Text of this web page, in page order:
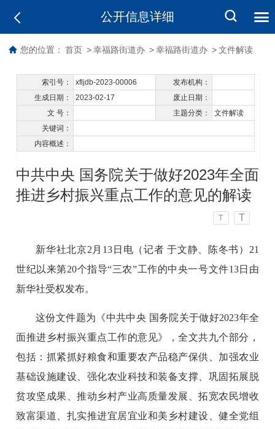
公开信息详细
您的位置： 首页 > 幸福路街道办 > 幸福路街道办 > 文件解读
索引号： xfljdb-2023-00006
发布机构：
生成日期：
2023-02-17
废止日期：
文 号：
主题分类：
文件解读
关键词：
内容概述：
中共中央 国务院关于做好2023年全面
推进乡村振兴重点工作的意见的解读
T T
新华社北京2月13日电（记者 于文静、陈冬书）21
世纪以来第20个指导“三农”工作的中央一号文件13日由
新华社受权发布。
这份文件题为《中共中央 国务院关于做好2023年全
面推进乡村振兴重点工作的意见》，全文共九个部分，
包括：抓紧抓好粮食和重要农产品稳产保供、加强农业
基础设施建设、强化农业科技和装备支撑、巩固拓展脱
贫攻坚成果、推动乡村产业高质量发展、拓宽农民增收
致富渠道、扎实推进宜居宜业和美乡村建设、健全党组